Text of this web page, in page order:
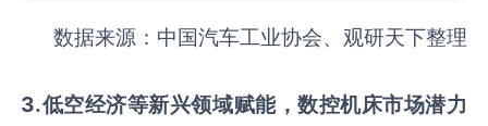
数据来源：中国汽车工业协会、观研天下整理
3.低空经济等新兴领域赋能，数控机床市场潜力